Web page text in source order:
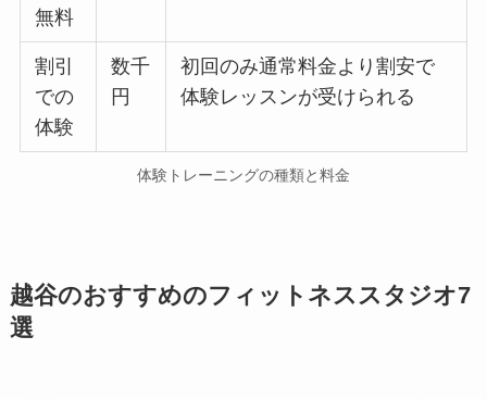
無料
割引
での
体験
数千
円
初回のみ通常料金より割安で
体験レッスンが受けられる
体験トレーニングの種類と料金
越谷のおすすめのフィットネススタジオ7
選